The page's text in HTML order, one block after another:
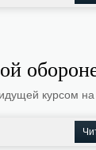
курсом на